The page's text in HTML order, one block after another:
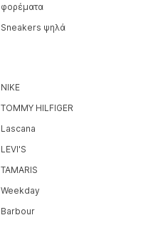
φορέματα
Sneakers ψηλά
NIKE
TOMMY HILFIGER
Lascana
LEVI'S
TAMARIS
Weekday
Barbour